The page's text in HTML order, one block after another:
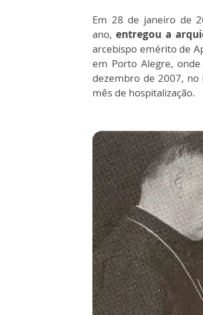
Em 28 de janeiro de
ano,entregou a
arcebispo emérito de
em Porto Alegre,
dezembro de 2007, no
mês de hospitalização.